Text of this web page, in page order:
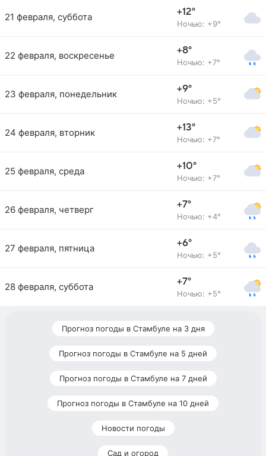
21 февраля, суббота +12°
Ночью: +9°
22 февраля, воскресенье +8°
Ночью: +7°
23 февраля, понедельник +9°
Ночью: +5°
24 февраля, вторник +13°
Ночью: +7°
25 февраля, среда +10°
Ночью: +7°
26 февраля, четверг +7°
Ночью: +4°
27 февраля, пятница +6°
Ночью: +5°
28 февраля, суббота +7°
Ночью: +5°
Прогноз погоды в Стамбуле на 3 дня
Прогноз погоды в Стамбуле на 5 дней
Прогноз погоды в Стамбуле на 7 дней
Прогноз погоды в Стамбуле на 10 дней
Новости погоды
Сад и огород